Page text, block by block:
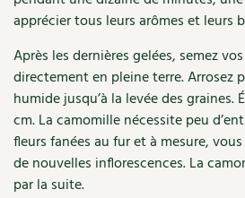
Manger bio
Cures, régimes
Dessert, Boulangerie
Stages
Cartes cadeau
Nous contacter
Bricolages au jardin
Outils et ustensiles du jardin
Biodiversité
Ravageurs et maladies au jardin
Les chroniques de Marie
Forums
Jardin bio
Habitat écologique
Cuisine saine
apprécier tous leurs arômes et leurs
Après les dernières gelées, semez
directement en pleine terre. Arrosez
humide jusqu’à la levée des graines.
cm. La camomille nécessite peu
fleurs fanées au fur et à mesure,
de nouvelles inflorescences. La
par la suite.